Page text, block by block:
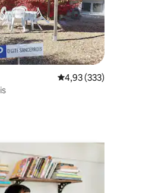
de 105 commentaires : 4,95 sur 5
Évaluation moyenne
4,93 (333)